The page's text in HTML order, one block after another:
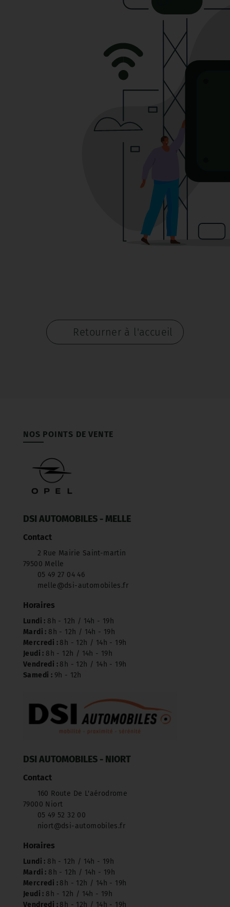
Retourner à l'accueil
NOS POINTS DE VENTE
DSI AUTOMOBILES - MELLE
Contact
2 Rue Mairie Saint-martin
79500 Melle
05 49 27 04 46
melle@dsi-automobiles.fr
Horaires
Lundi : 8h - 12h / 14h - 19h
Mardi : 8h - 12h / 14h - 19h
Mercredi : 8h - 12h / 14h - 19h
Jeudi : 8h - 12h / 14h - 19h
Vendredi : 8h - 12h / 14h - 19h
Samedi : 9h - 12h
DSI AUTOMOBILES - NIORT
Contact
160 Route De L'aérodrome
79000 Niort
05 49 52 32 00
niort@dsi-automobiles.fr
Horaires
Lundi : 8h - 12h / 14h - 19h
Mardi : 8h - 12h / 14h - 19h
Mercredi : 8h - 12h / 14h - 19h
Jeudi : 8h - 12h / 14h - 19h
Vendredi : 8h - 12h / 14h - 19h